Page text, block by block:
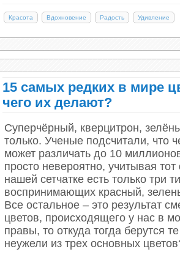
Фиолетовый еще и не со всеми
Короче говоря, с фиолетовым
чем реальной пользы. Так что
красивый, но для флагов
неподходящий. Его бы и на
Недавние исследования,
натуралистами, показали, что
настолько чистая, что является
дистиллированной. В речной
Autumn
Красота Вдохновение Радость Удивление
15 самых редких в мире
чего их делают?
Суперчёрный, кверцитрон,
только. Ученые подсчитали, что
может различать до 10
просто невероятно, учитывая тот
нашей сетчатке есть только три
воспринимающих красный,
Все остальное – это результат
цветов, происходящего у нас в
правы, то откуда тогда берутся
неужели из трех основных